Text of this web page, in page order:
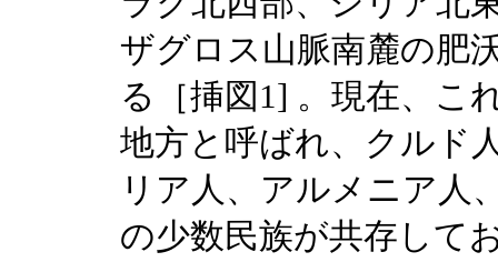
ザグロス山脈南麓の肥
る［挿図1] 。現在、こ
地方と呼ばれ、クルド
リア人、アルメニア人
の少数民族が共存して